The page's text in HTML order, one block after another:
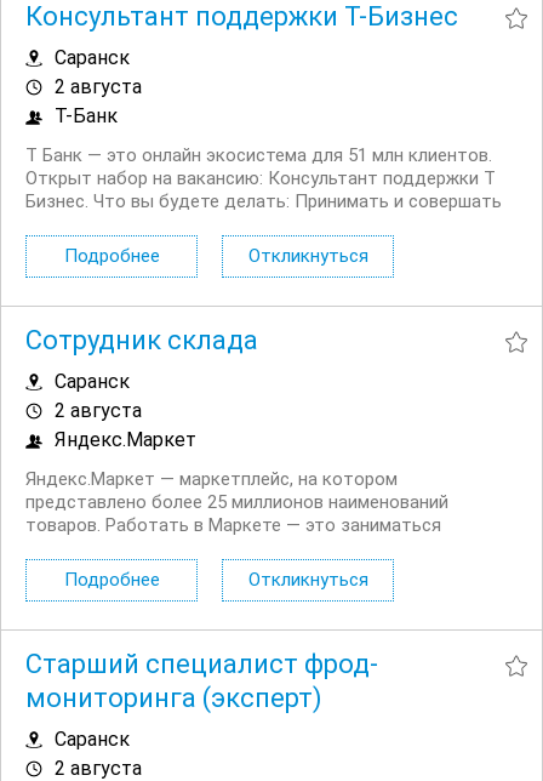
Консультант поддержки Т-Бизнес
Саранск
2 августа
Т-Банк
Т Банк — это онлайн экосистема для 51 млн клиентов.
Открыт набор на вакансию: Консультант поддержки Т
Бизнес. Что вы будете делать: Принимать и совершать
вопросы, связанные как с продуктами компании, так и с
внешними факторами: гос....
Подробнее Откликнуться
Сотрудник склада
Саранск
2 августа
Яндекс.Маркет
Яндекс.Маркет — маркетплейс, на котором
представлено более 25 миллионов наименований
товаров. Работать в Маркете — это заниматься
высокоскоростными людьми, быстро реагировать на
изменения и помогать друг другу. Приглашаем
Подробнее Откликнуться
Старший специалист фрод-
мониторинга (эксперт)
Саранск
2 августа